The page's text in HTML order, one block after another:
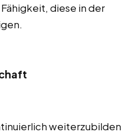
diese in der
weiterzubilden